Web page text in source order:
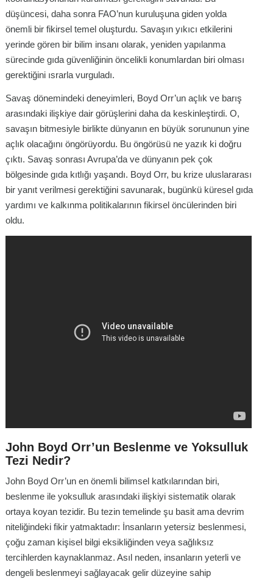
düşüncesi, daha sonra FAO’nun kuruluşuna giden yolda
önemli bir fikirsel temel oluşturdu. Savaşın yıkıcı etkilerini
yerinde gören bir bilim insanı olarak, yeniden yapılanma
sürecinde gıda güvenliğinin öncelikli konumlardan biri olması
gerektiğini ısrarla vurguladı.
Savaş dönemindeki deneyimleri, Boyd Orr’un açlık ve barış
arasındaki ilişkiye dair görüşlerini daha da keskinleştirdi. O,
savaşın bitmesiyle birlikte dünyanın en büyük sorununun yine
açlık olacağını öngörüyordu. Bu öngörüsü ne yazık ki doğru
çıktı. Savaş sonrası Avrupa’da ve dünyanın pek çok
bölgesinde gıda kıtlığı yaşandı. Boyd Orr, bu krize uluslararası
bir yanıt verilmesi gerektiğini savunarak, bugünkü küresel gıda
yardımı ve kalkınma politikalarının fikirsel öncülerinden biri
oldu.
John Boyd Orr’un Beslenme ve Yoksulluk
Tezi Nedir?
John Boyd Orr’un en önemli bilimsel katkılarından biri,
beslenme ile yoksulluk arasındaki ilişkiyi sistematik olarak
ortaya koyan tezidir. Bu tezin temelinde şu basit ama devrim
niteliğindeki fikir yatmaktadır: İnsanların yetersiz beslenmesi,
çoğu zaman kişisel bilgi eksikliğinden veya sağlıksız
tercihlerden kaynaklanmaz. Asıl neden, insanların yeterli ve
dengeli beslenmeyi sağlayacak gelir düzeyine sahip